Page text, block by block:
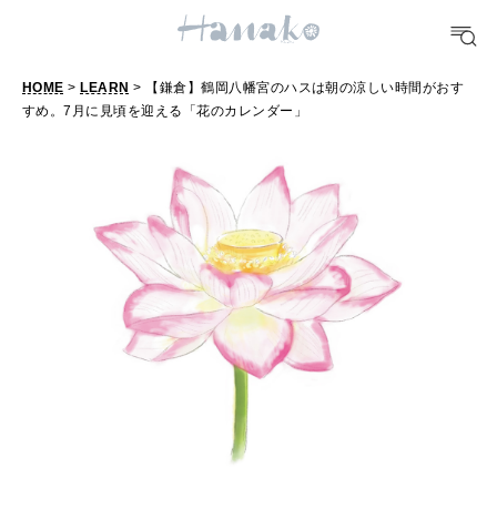
FOOD
おいしい
FORTUNE
明日のわたし
[12星座別] Weekly Holoscope
[12星座別] Monthly Love Holoscope
女神まり愛のタロットメッセージ
HEALTH
自分にやさしく
LEARN
【
HOME > LEARN > 【鎌倉】鶴岡八幡宮のハスは朝の涼しい時間がおす
すめ。7月に見頃を迎える「花のカレンダー」